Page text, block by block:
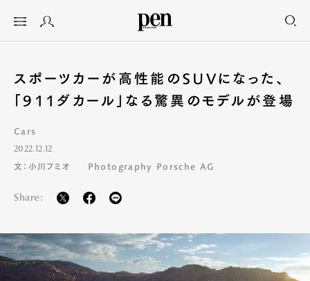
スポーツカーが高性能のSUVになった、
「911ダカール」なる驚異のモデルが登場
Cars
2022.12.12
文：小川フミオ
Photography Porsche AG
Share: